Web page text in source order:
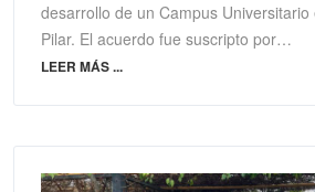
desarrollo de un Campus Universitario
Pilar. El acuerdo fue suscripto por…
LEER MÁS ...